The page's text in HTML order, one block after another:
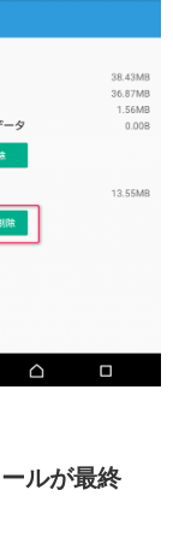
ルが最終